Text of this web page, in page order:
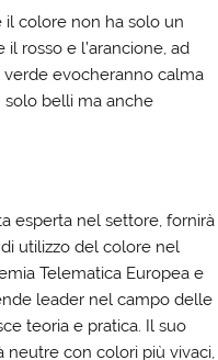
il colore non ha solo un
rosso e l’arancione, ad
evocheranno calma
belli ma anche
esperta nel settore, fornirà
utilizzo del colore nel
Telematica Europea e
leader nel campo delle
teoria e pratica. Il suo
neutre con colori più vivaci,